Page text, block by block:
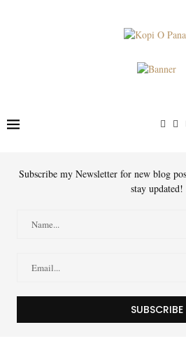
Subscribe my Newsletter for new blog
stay updated!